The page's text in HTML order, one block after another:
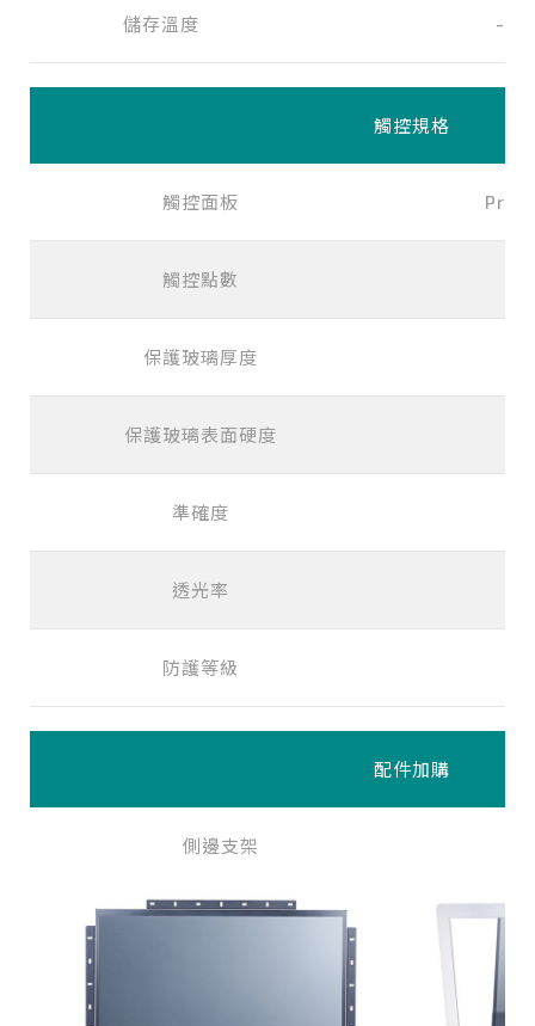
儲存溫度 -
觸控規格
觸控面板
觸控點數
保護玻璃厚度
保護玻璃表面硬度
準確度
透光率
防護等級
配件加購
側邊支架